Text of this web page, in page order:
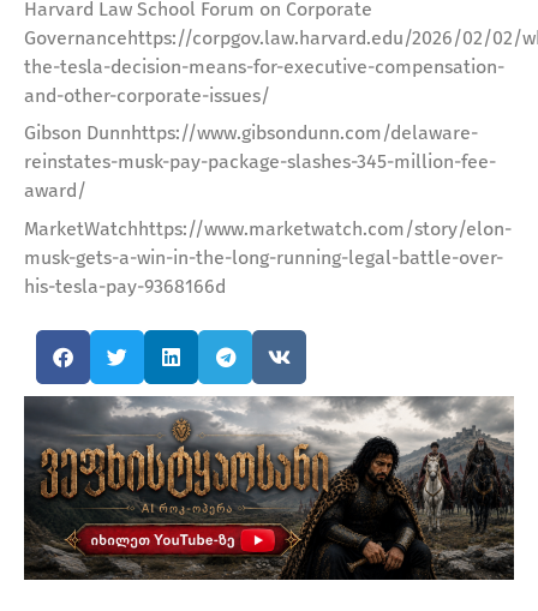
Harvard Law School Forum on Corporate
Governancehttps://corpgov.law.harvard.edu/2026/02/02/
the-tesla-decision-means-for-executive-compensation-
and-other-corporate-issues/
Gibson Dunnhttps://www.gibsondunn.com/delaware-
reinstates-musk-pay-package-slashes-345-million-fee-
award/
MarketWatchhttps://www.marketwatch.com/story/elon-
musk-gets-a-win-in-the-long-running-legal-battle-over-
his-tesla-pay-9368166d